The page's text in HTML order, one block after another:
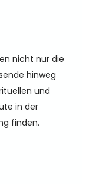
nicht nur die
hinweg
und
in der
finden.